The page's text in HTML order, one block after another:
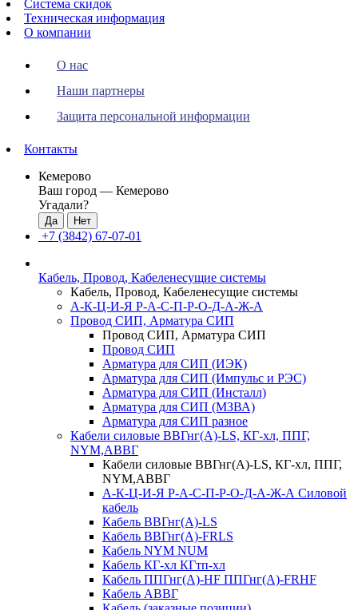
Система скидок
Техническая информация
О компании
О нас
Наши партнеры
Защита персональной информации
Контакты
Кемерово
Ваш город — Кемерово
Угадали?
+7 (3842) 67-07-01
Кабель, Провод, Кабеленесущие системы
Кабель, Провод, Кабеленесущие системы
А-К-Ц-И-Я Р-А-С-П-Р-О-Д-А-Ж-А
Провод СИП, Арматура СИП
Провод СИП, Арматура СИП
Провод СИП
Арматура для СИП (ИЭК)
Арматура для СИП (Импульс и РЭС)
Арматура для СИП (Инсталл)
Арматура для СИП (МЗВА)
Арматура для СИП разное
Кабели силовые ВВГнг(А)-LS, КГ-хл, ППГ,
NYM,АВВГ
Кабели силовые ВВГнг(А)-LS, КГ-хл, ППГ,
NYM,АВВГ
А-К-Ц-И-Я Р-А-С-П-Р-О-Д-А-Ж-А Силовой
кабель
Кабель ВВГнг(А)-LS
Кабель ВВГнг(А)-FRLS
Кабель NYM NUM
Кабель КГ-хл КГтп-хл
Кабель ППГнг(А)-HF ППГнг(А)-FRHF
Кабель АВВГ